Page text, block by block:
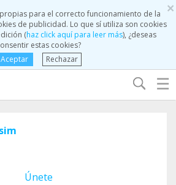
×
para el correcto funcionamiento de la
de publicidad. Lo que sí utiliza son cookies
(haz click aquí para leer más), ¿deseas
estas cookies?
Aceptar
Rechazar
☰
Únete